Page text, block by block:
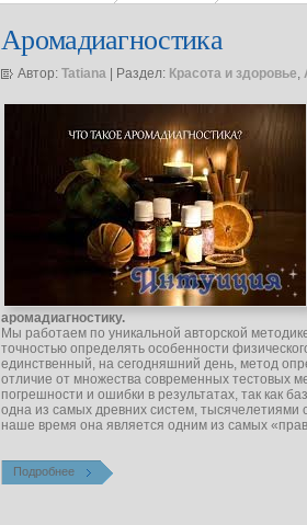
Аромадиагностика
Автор: Tatiana | Раздел: Красота и здоровье,
аромадиагностику.
Мы работаем по уникальной авторской
точностью определять особенности
единственный, на сегодняшний день, метод
отличие от множества современных
погрешности и ошибки в результатах, так как
одна из самых древних систем,
наше время она является одним из самых
Подробнее